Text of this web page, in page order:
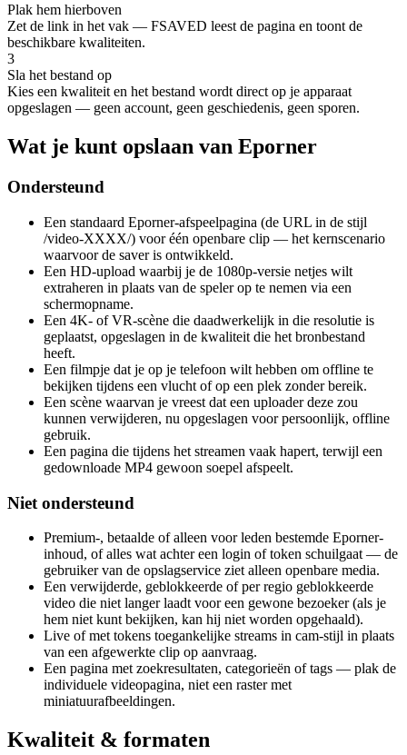
Plak hem hierboven
Zet de link in het vak — FSAVED leest de pagina en toont de
beschikbare kwaliteiten.
3
Sla het bestand op
Kies een kwaliteit en het bestand wordt direct op je apparaat
opgeslagen — geen account, geen geschiedenis, geen sporen.
Wat je kunt opslaan van Eporner
Ondersteund
Een standaard Eporner-afspeelpagina (de URL in de stijl
/video-XXXX/) voor één openbare clip — het kernscenario
waarvoor de saver is ontwikkeld.
Een HD-upload waarbij je de 1080p-versie netjes wilt
extraheren in plaats van de speler op te nemen via een
schermopname.
Een 4K- of VR-scène die daadwerkelijk in die resolutie is
geplaatst, opgeslagen in de kwaliteit die het bronbestand
heeft.
Een filmpje dat je op je telefoon wilt hebben om offline te
bekijken tijdens een vlucht of op een plek zonder bereik.
Een scène waarvan je vreest dat een uploader deze zou
kunnen verwijderen, nu opgeslagen voor persoonlijk, offline
gebruik.
Een pagina die tijdens het streamen vaak hapert, terwijl een
gedownloade MP4 gewoon soepel afspeelt.
Niet ondersteund
Premium-, betaalde of alleen voor leden bestemde Eporner-
inhoud, of alles wat achter een login of token schuilgaat — de
gebruiker van de opslagservice ziet alleen openbare media.
Een verwijderde, geblokkeerde of per regio geblokkeerde
video die niet langer laadt voor een gewone bezoeker (als je
hem niet kunt bekijken, kan hij niet worden opgehaald).
Live of met tokens toegankelijke streams in cam-stijl in plaats
van een afgewerkte clip op aanvraag.
Een pagina met zoekresultaten, categorieën of tags — plak de
individuele videopagina, niet een raster met
miniatuurafbeeldingen.
Kwaliteit & formaten